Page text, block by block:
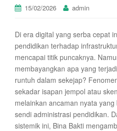
15/02/2026 admin
Di era digital yang serba cepat
pendidikan terhadap
mencapai titik puncaknya.
membayangkan apa yang
runtuh dalam sekejap?
sekadar isapan jempol atau
melainkan ancaman nyata
sendi administrasi pendidikan.
sistemik ini, Bina Bakti